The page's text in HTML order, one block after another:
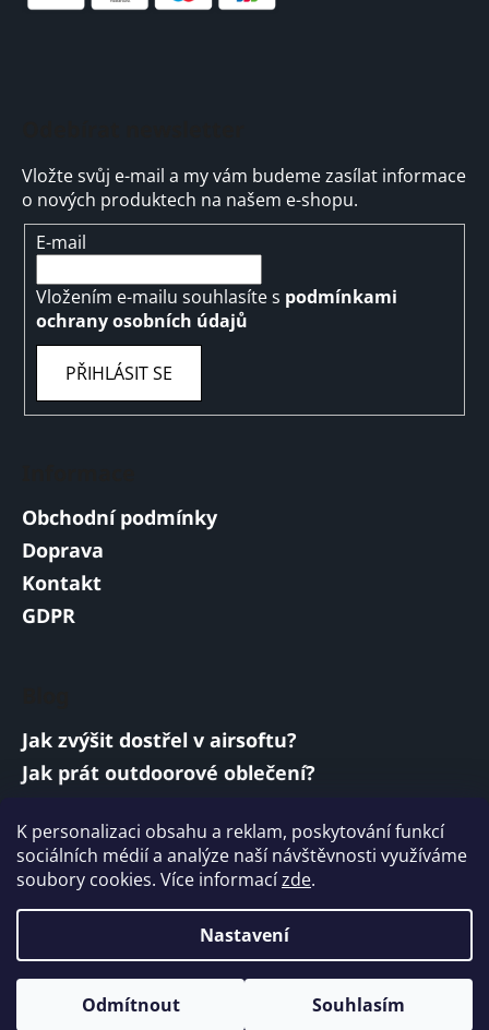
K personalizaci obsahu a reklam, poskytování funkcí
sociálních médií a analýze naší návštěvnosti využíváme
soubory cookies. Více informacízde.
Nastavení
Odmítnout Souhlasím
Vložte svůj e-mail a my vám budeme zasílat informace
o nových produktech na našem e-shopu.
E-mail
Vložením e-mailu souhlasíte s podmínkami
ochrany osobních údajů
PŘIHLÁSIT SE
Obchodní podmínky
Doprava
Kontakt
GDPR
Jak zvýšit dostřel v airsoftu?
Jak prát outdoorové oblečení?
Vojenská a armádní sluchátka: co musí
splňovat?
ARCHIV
Vytvořil Shoptet
Copyright 2026
. Všechna práva